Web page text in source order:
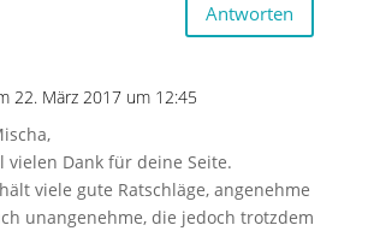
Antworten
22. März 2017 um 12:45
vielen Dank für deine Seite.
viele gute Ratschläge, angenehme
unangenehme, die jedoch trotzdem